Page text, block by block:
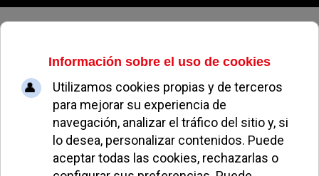
Viernes, 07 de agosto de 2026
Se habilitan salas de estudio «24
horas» coincidiendo con
selectividad y los exámenes
finales